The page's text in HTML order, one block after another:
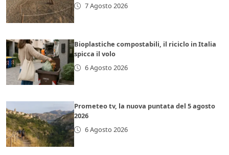
7 Agosto 2026
Bioplastiche compostabili, il riciclo in Italia
spicca il volo
6 Agosto 2026
Prometeo tv, la nuova puntata del 5 agosto
2026
6 Agosto 2026